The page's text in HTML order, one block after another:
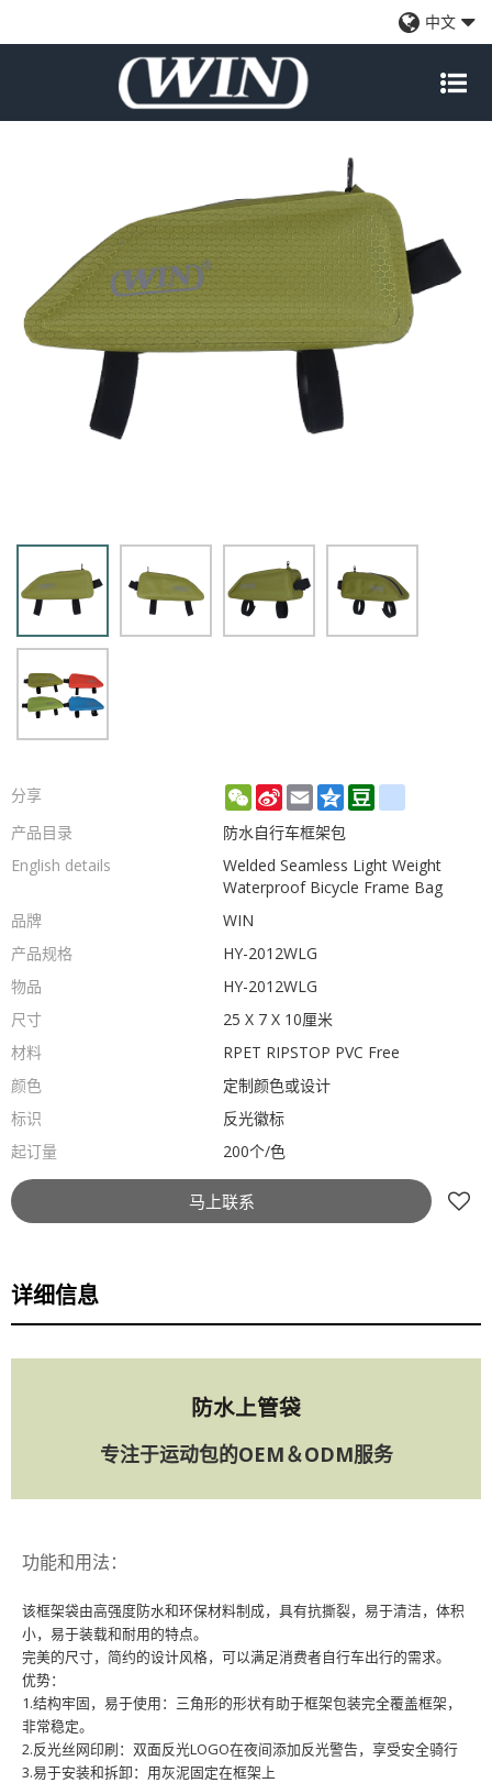
中文
分享 WeChat
Sina
Weibo
EmailQzoneDoubanrenren
产品目录
防水自行车框架包
English details
Welded Seamless Light Weight
Waterproof Bicycle Frame Bag
品牌
WIN
产品规格
HY-2012WLG
物品
HY-2012WLG
尺寸
25 X 7 X 10厘米
材料
RPET RIPSTOP PVC Free
颜色
定制颜色或设计
标识
反光徽标
起订量
200个/色
马上联系
详细信息
防水上管袋
专注于运动包的OEM＆ODM服务
功能和用法：
该框架袋由高强度防水和环保材料制成，具有抗撕裂，易于清洁，体积
小，易于装载和耐用的特点。
完美的尺寸，简约的设计风格，可以满足消费者自行车出行的需求。
优势：
1.结构牢固，易于使用：三角形的形状有助于框架包装完全覆盖框架，
非常稳定。
2.反光丝网印刷：双面反光LOGO在夜间添加反光警告，享受安全骑行
3.易于安装和拆卸：用灰泥固定在框架上